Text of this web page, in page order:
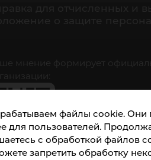
файлы cookie. Они
для пользователей.
с обработкой файлов
запретить обработку
мнение формирует
доступна по QR-коду, а